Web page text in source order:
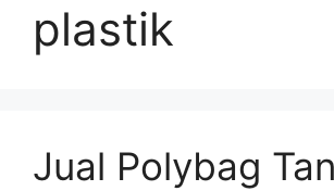
plastik
Jual Polybag